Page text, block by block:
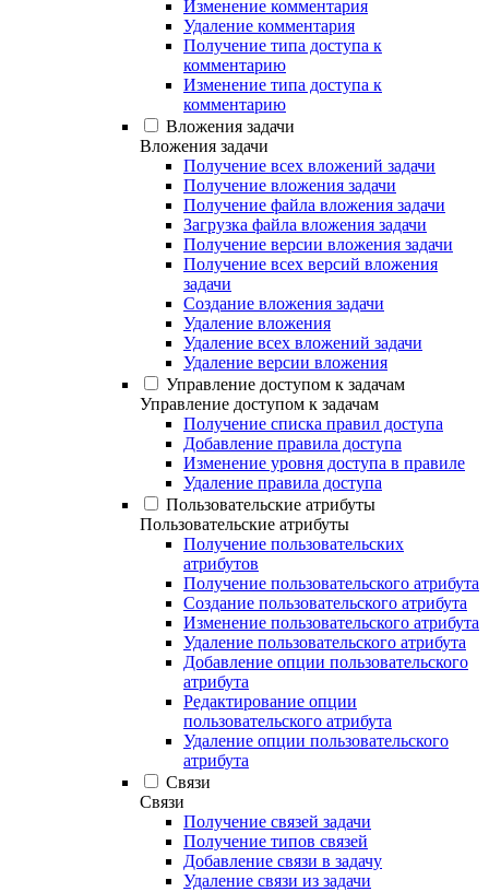
Изменение комментария
Удаление комментария
Получение типа доступа к
комментарию
Изменение типа доступа к
комментарию
Вложения задачи
Вложения задачи
Получение всех вложений задачи
Получение вложения задачи
Получение файла вложения задачи
Загрузка файла вложения задачи
Получение версии вложения задачи
Получение всех версий вложения
задачи
Создание вложения задачи
Удаление вложения
Удаление всех вложений задачи
Удаление версии вложения
Управление доступом к задачам
Управление доступом к задачам
Получение списка правил доступа
Добавление правила доступа
Изменение уровня доступа в правиле
Удаление правила доступа
Пользовательские атрибуты
Пользовательские атрибуты
Получение пользовательских
атрибутов
Получение пользовательского атрибута
Создание пользовательского атрибута
Изменение пользовательского атрибута
Удаление пользовательского атрибута
Добавление опции пользовательского
атрибута
Редактирование опции
пользовательского атрибута
Удаление опции пользовательского
атрибута
Связи
Связи
Получение связей задачи
Получение типов связей
Добавление связи в задачу
Удаление связи из задачи